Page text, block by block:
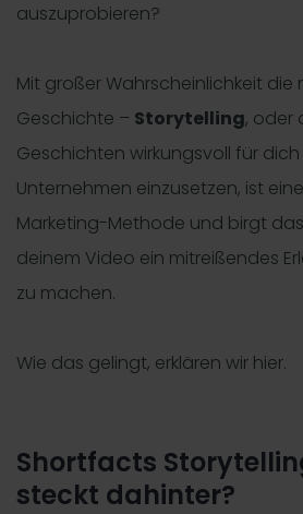
auszuprobieren?
Mit großer Wahrscheinlichkeit die
Geschichte – Storytelling, oder
Geschichten wirkungsvoll für
Unternehmen einzusetzen, ist
Marketing-Methode und birgt
deinem Video ein mitreißendes
zu machen.
Wie das gelingt, erklären wir hier.
Shortfacts
steckt dahinter?